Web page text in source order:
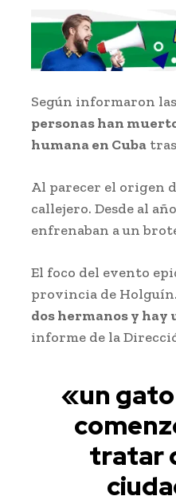
Según informaron
personas han
humana en Cuba
Al parecer el origen
callejero. Desde al
enfrenaban a un
El foco del evento
provincia de
dos hermanos y hay
informe de la
«un gato
tratar